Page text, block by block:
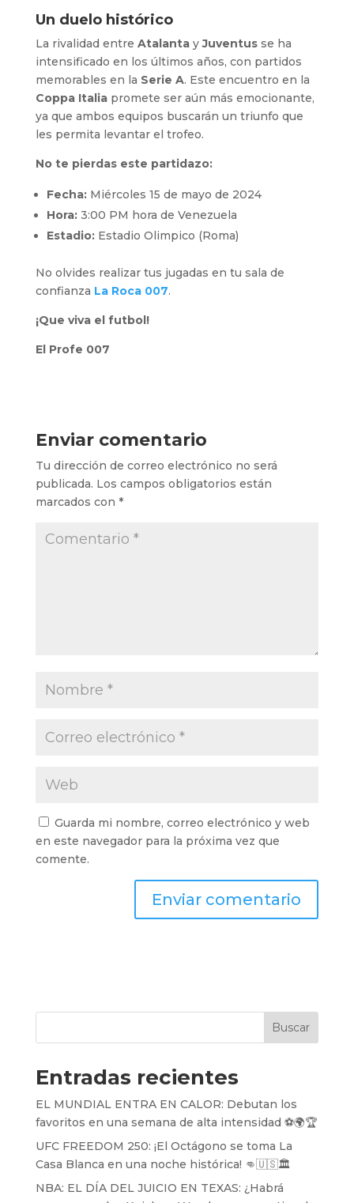
Un duelo histórico
La rivalidad entre AtalantayJuventusse ha
intensificado en los últimos años, con partidos
memorables en la Serie A. Este encuentro en la
Coppa Italiapromete ser aún más emocionante,
ya que ambos equipos buscarán un triunfo que
les permita levantar el trofeo.
No te pierdas este partidazo:
Fecha:Miércoles 15 de mayo de 2024
Hora:3:00 PM hora de Venezuela
Estadio:Estadio Olimpico (Roma)
No olvides realizar tus jugadas en tu sala de
confianza La Roca 007.
¡Que viva el futbol!
El Profe 007
Enviar comentario
Tu dirección de correo electrónico no será
publicada. Los campos obligatorios están
marcados con *
Guarda mi nombre, correo electrónico y web
en este navegador para la próxima vez que
comente.
Buscar
Entradas recientes
EL MUNDIAL ENTRA EN CALOR: Debutan los
favoritos en una semana de alta intensidad ⚽️🌍🏆
UFC FREEDOM 250: ¡El Octágono se toma La
Casa Blanca en una noche histórica! 👊🇺🇸🏛️
NBA: EL DÍA DEL JUICIO EN TEXAS: ¿Habrá